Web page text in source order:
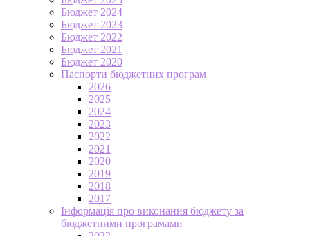
Бюджет 2024
Бюджет 2023
Бюджет 2022
Бюджет 2021
Бюджет 2020
Паспорти бюджетних програм
2026
2025
2024
2023
2022
2021
2020
2019
2018
2017
Інформація про виконання бюджету за
бюджетними програмами